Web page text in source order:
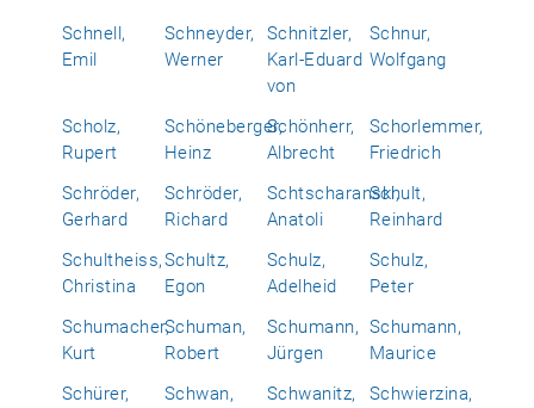
Schnell,
Emil
Schneyder,
Werner
Schnitzler,
Karl-Eduard
von
Schnur,
Wolfgang
Scholz,
Rupert
Schöneberger,
Heinz
Schönherr,
Albrecht
Schorlemmer,
Friedrich
Schröder,
Gerhard
Schröder,
Richard
Schtscharanski,
Anatoli
Schult,
Reinhard
Schultheiss,
Christina
Schultz,
Egon
Schulz,
Adelheid
Schulz,
Peter
Schumacher,
Kurt
Schuman,
Robert
Schumann,
Jürgen
Schumann,
Maurice
Schürer,
Schwan,
Schwanitz,
Schwierzina,